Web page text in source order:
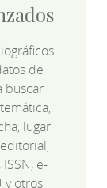
de
buscar
lugar
e-
y otros